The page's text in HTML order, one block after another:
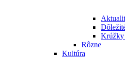
Krúžky
Rôzne
Kultúra